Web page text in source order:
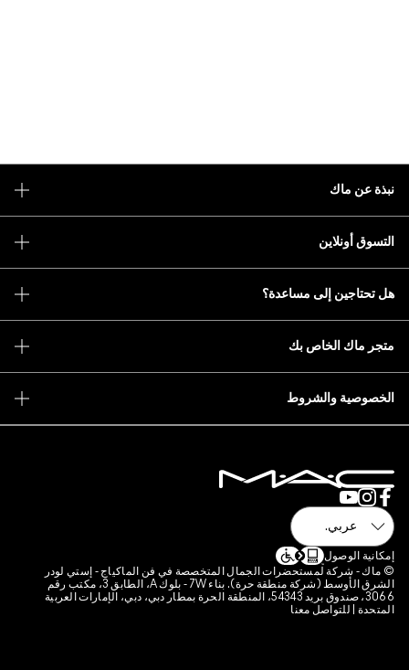
فن الماكياج - إستي لودر
الشرق الأوسط (شركة منطقة حرة). بناء 7W - بلوك A، الطابق 3، مكتب رقم
الحرة بمطار دبي، دبي، الإمارات العربية